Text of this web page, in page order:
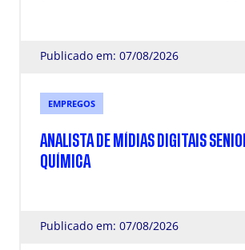
Publicado em: 07/08/2026
EMPREGOS
ANALISTA DE MÍDIAS DIGITAIS
QUÍMICA
Publicado em: 07/08/2026